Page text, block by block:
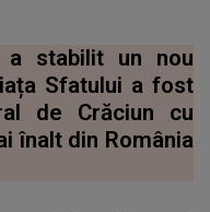
a stabilit un nou
Sfatului a fost
de Crăciun cu
înalt din România